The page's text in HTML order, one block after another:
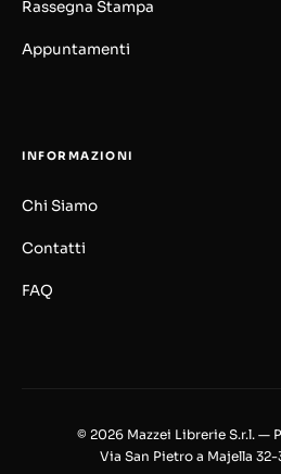
Rassegna Stampa
Appuntamenti
INFORMAZIONI
Chi Siamo
Contatti
FAQ
© 2026 Mazzei Librerie S.r.l. —
Via San Pietro a Majella